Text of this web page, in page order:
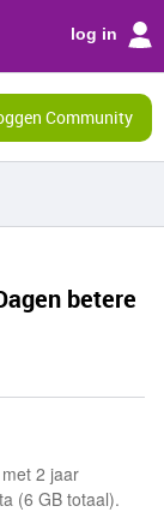
log in
Community
betere
2 jaar
(6 GB totaal).